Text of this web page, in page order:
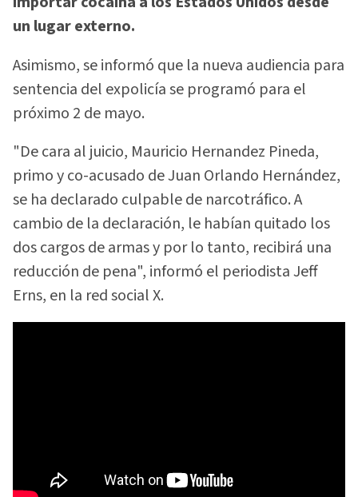
un lugar externo.
Asimismo, se informó que la nueva audiencia para
sentencia del expolicía se programó para el
próximo 2 de mayo.
"De cara al juicio, Mauricio Hernandez Pineda,
primo y co-acusado de Juan Orlando Hernández,
se ha declarado culpable de narcotráfico. A
cambio de la declaración, le habían quitado los
dos cargos de armas y por lo tanto, recibirá una
reducción de pena", informó el periodista Jeff
Erns, en la red social X.